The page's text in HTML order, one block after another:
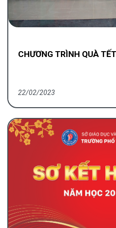
CHƯƠNG TRÌNH QUÀ
22/02/2023